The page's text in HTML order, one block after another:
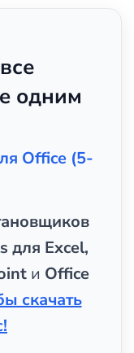
одним
Office (5-
для Excel,
и Office
скачать